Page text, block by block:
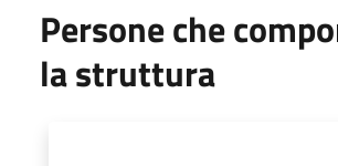
Persone che
la struttura